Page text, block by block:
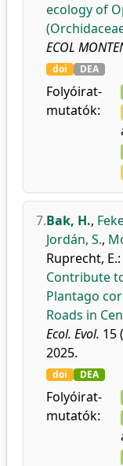
ecology of
ECOL
doi DEA
Folyóirat-
mutatók:
7.Bak, H.,
Jordán, S.,
Ruprecht, E.:
Contribute
Plantago
Roads in
Ecol. Evol. 15
2025.
doi DEA
Folyóirat-
mutatók: